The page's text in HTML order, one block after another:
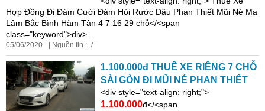
Hợp Đồng Đi Đám Cưới Đám Hỏi Rước Dâu Phan Thiết Mũi Né Ma
Lâm Bắc Bình Hàm Tân 4 7 16 29 chỗ</<span
class="keyword">div>...
05/06/2020 - | Nguồn tin : -/-
1.100.000đ THUÊ XE RIÊNG 7 CHỖ
SÀI GÒN ĐI MŨI NÉ PHAN THIẾT
<div style="text-align: right;">
1.100.000đ</<span